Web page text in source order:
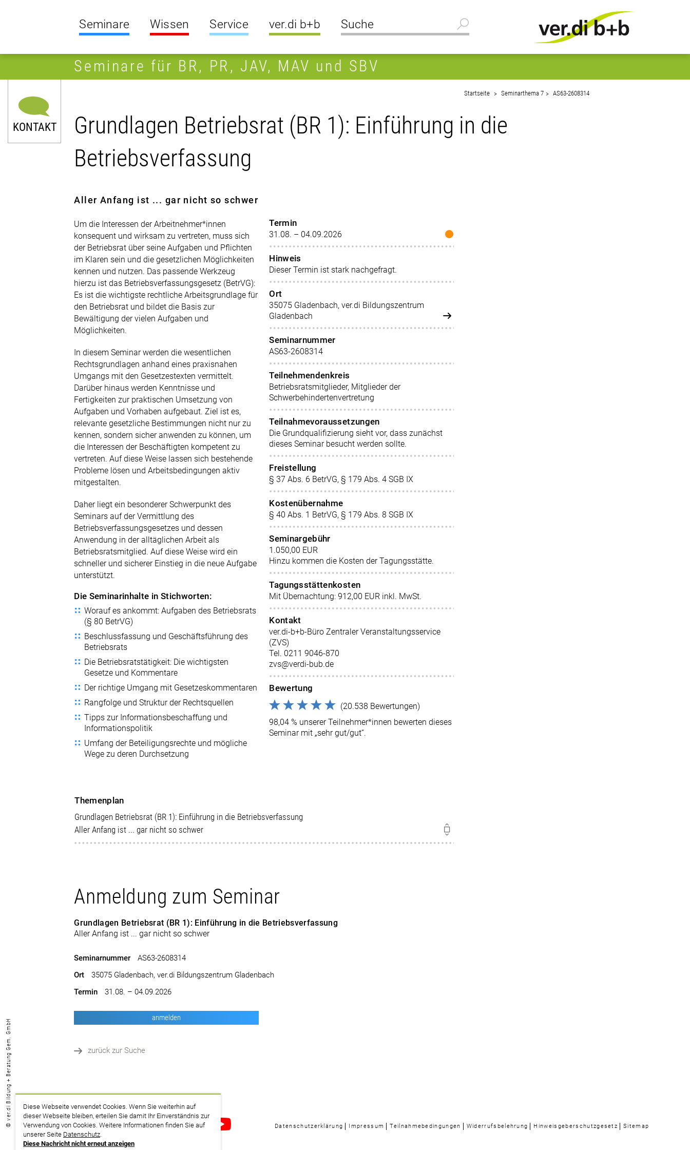
Diese Webseite verwendet Cookies. Wenn Sie weiterhin auf
dieser Webseite bleiben, erteilen Sie damit Ihr Einverständnis zur
Verwendung von Cookies. Weitere Informationen finden Sie auf
unserer Seite Datenschutz.
Diese Nachricht nicht erneut anzeigen
Seminare Wissen Service ver.di b+b
Seminare für BR, PR, JAV, MAV und SBV
KONTAKT
Tel. 0211 9046-870
E-Mail senden
Startseite Seminarthema 7 AS63-2608314
Grundlagen Betriebsrat (BR 1): Einführung in die
Betriebsverfassung
Aller Anfang ist ... gar nicht so schwer
Um die Interessen der Arbeitnehmer*innen
konsequent und wirksam zu vertreten, muss sich
der Betriebsrat über seine Aufgaben und Pflichten
im Klaren sein und die gesetzlichen Möglichkeiten
kennen und nutzen. Das passende Werkzeug
hierzu ist das Betriebsverfassungsgesetz (BetrVG):
Es ist die wichtigste rechtliche Arbeitsgrundlage für
den Betriebsrat und bildet die Basis zur
Bewältigung der vielen Aufgaben und
Möglichkeiten.
In diesem Seminar werden die wesentlichen
Rechtsgrundlagen anhand eines praxisnahen
Umgangs mit den Gesetzestexten vermittelt.
Darüber hinaus werden Kenntnisse und
Fertigkeiten zur praktischen Umsetzung von
Aufgaben und Vorhaben aufgebaut. Ziel ist es,
relevante gesetzliche Bestimmungen nicht nur zu
kennen, sondern sicher anwenden zu können, um
die Interessen der Beschäftigten kompetent zu
vertreten. Auf diese Weise lassen sich bestehende
Probleme lösen und Arbeitsbedingungen aktiv
mitgestalten.
Daher liegt ein besonderer Schwerpunkt des
Seminars auf der Vermittlung des
Betriebsverfassungsgesetzes und dessen
Anwendung in der alltäglichen Arbeit als
Betriebsratsmitglied. Auf diese Weise wird ein
schneller und sicherer Einstieg in die neue Aufgabe
unterstützt.
Die Seminarinhalte in Stichworten:
Worauf es ankommt: Aufgaben des Betriebsrats
(§ 80 BetrVG)
Beschlussfassung und Geschäftsführung des
Betriebsrats
Die Betriebsratstätigkeit: Die wichtigsten
Gesetze und Kommentare
Der richtige Umgang mit Gesetzeskommentaren
Rangfolge und Struktur der Rechtsquellen
Tipps zur Informationsbeschaffung und
Informationspolitik
Umfang der Beteiligungsrechte und mögliche
Wege zu deren Durchsetzung
Termin
31.08. – 04.09.2026
Hinweis
Dieser Termin ist stark nachgefragt.
Ort
35075 Gladenbach, ver.di Bildungszentrum
Gladenbach
Seminarnummer
AS63-2608314
Teilnehmendenkreis
Betriebsratsmitglieder, Mitglieder der
Schwerbehindertenvertretung
Teilnahmevoraussetzungen
Die Grundqualifizierung sieht vor, dass zunächst
dieses Seminar besucht werden sollte.
Freistellung
§ 37 Abs. 6 BetrVG, § 179 Abs. 4 SGB IX
Kostenübernahme
§ 40 Abs. 1 BetrVG, § 179 Abs. 8 SGB IX
Seminargebühr
1.050,00 EUR
Hinzu kommen die Kosten der Tagungsstätte.
Tagungsstättenkosten
Mit Übernachtung: 912,00 EUR inkl. MwSt.
Kontakt
ver.di-b+b-Büro Zentraler Veranstaltungsservice
(ZVS)
Tel. 0211 9046-870
zvs@verdi-bub.de
Bewertung
(20.538 Bewertungen)
98,04 % unserer Teilnehmer*innen bewerten dieses
Seminar mit „sehr gut/gut“.
Themenplan
Grundlagen Betriebsrat (BR 1): Einführung in die Betriebsverfassung
Aller Anfang ist ... gar nicht so schwer
Anmeldung zum Seminar
Grundlagen Betriebsrat (BR 1): Einführung in die Betriebsverfassung
Aller Anfang ist ... gar nicht so schwer
Seminarnummer
AS63-2608314
Ort
35075 Gladenbach, ver.di Bildungszentrum Gladenbach
Termin
31.08. – 04.09.2026
anmelden
zurück zur Suche
drucken Datenschutzerklärung Impressum Teilnahmebedingungen Widerrufsbelehrung Hinweisgeberschutzgesetz Sitemap
© ver.di Bildung + Beratung Gem. GmbH